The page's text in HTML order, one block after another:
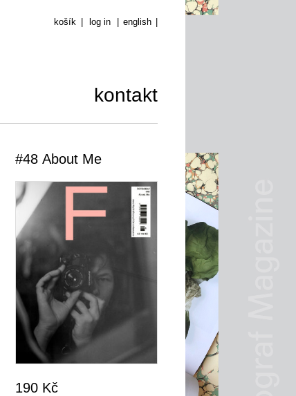
košík log in english
kontakt
#48 About Me
190 Kč